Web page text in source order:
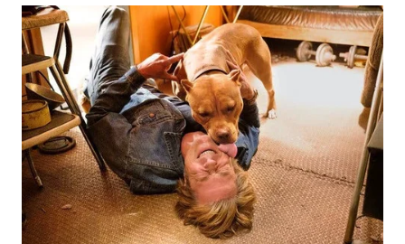
WN
PURWAKARTA
WN
PRIANGAN
TIMUR
WN
SEMARANG